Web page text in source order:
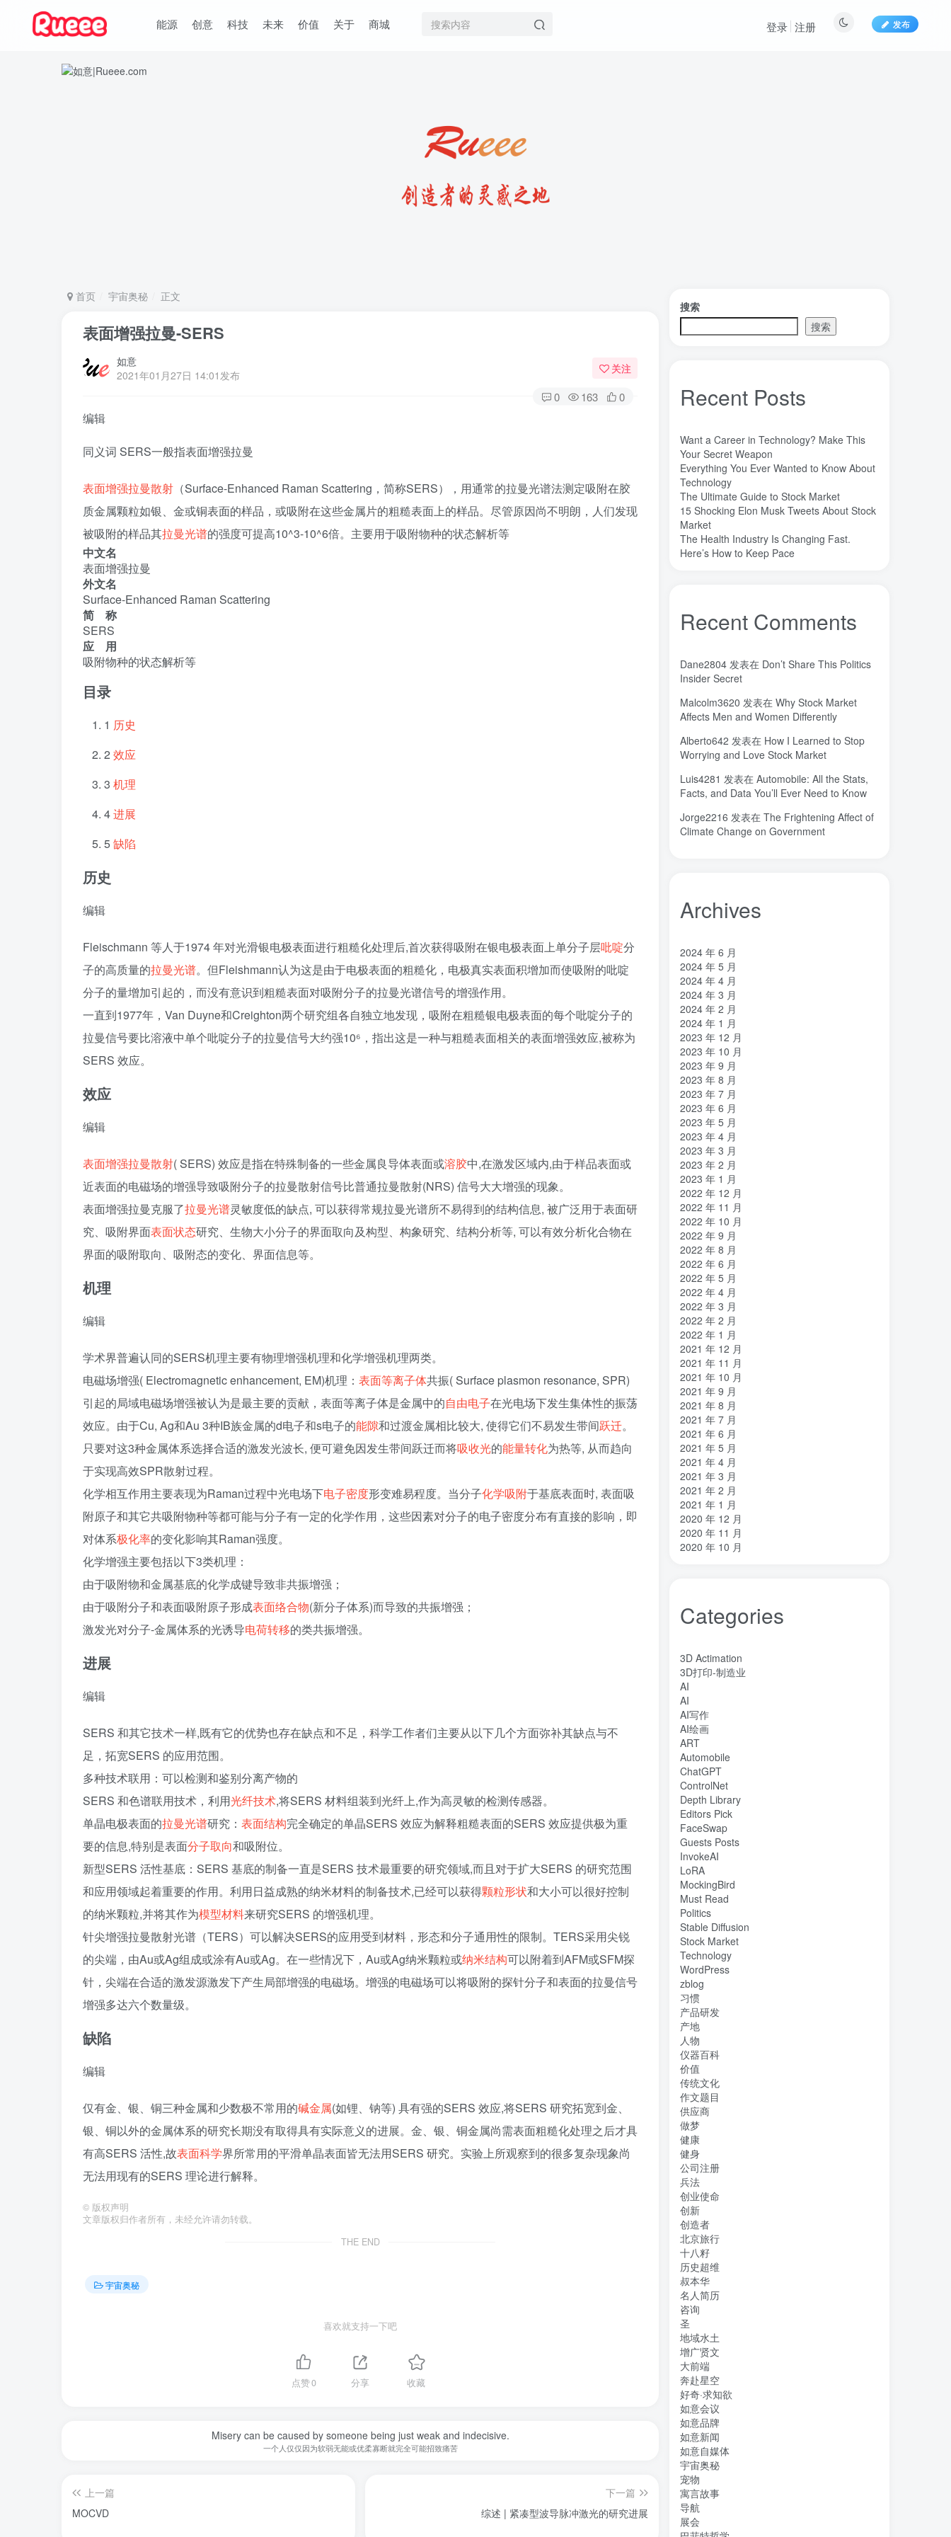
能源 创意 科技 未来 价值 关于 商城 发布
登录 注册
首页 宇宙奥秘 正文
表面增强拉曼-SERS
如意
2021年01月27日 14:01发布
关注
0 163 0
编辑
同义词 SERS一般指表面增强拉曼
表面增强拉曼散射 （Surface-Enhanced Raman Scattering，简称SERS），用通常的拉曼光谱法测定吸附在胶
质金属颗粒如银、金或铜表面的样品，或吸附在这些金属片的粗糙表面上的样品。尽管原因尚不明朗，人们发现
被吸附的样品其拉曼光谱的强度可提高10^3-10^6倍。主要用于吸附物种的状态解析等
中文名
表面增强拉曼
外文名
Surface-Enhanced Raman Scattering
简 称
SERS
应 用
吸附物种的状态解析等
目录
1 历史
2 效应
3 机理
4进展
5缺陷
历史
编辑
Fleischmann 等人于1974 年对光滑银电极表面进行粗糙化处理后,首次获得吸附在银电极表面上单分子层吡啶分
子的高质量的拉曼光谱。但Fleishmann认为这是由于电极表面的粗糙化，电极真实表面积增加而使吸附的吡啶
分子的量增加引起的，而没有意识到粗糙表面对吸附分子的拉曼光谱信号的增强作用。
一直到1977年，Van Duyne和Creighton两个研究组各自独立地发现，吸附在粗糙银电极表面的每个吡啶分子的
拉曼信号要比溶液中单个吡啶分子的拉曼信号大约强10⁶，指出这是一种与粗糙表面相关的表面增强效应,被称为
SERS 效应。
效应
编辑
表面增强拉曼散射( SERS) 效应是指在特殊制备的一些金属良导体表面或溶胶中,在激发区域内,由于样品表面或
近表面的电磁场的增强导致吸附分子的拉曼散射信号比普通拉曼散射(NRS) 信号大大增强的现象。
表面增强拉曼克服了拉曼光谱灵敏度低的缺点, 可以获得常规拉曼光谱所不易得到的结构信息, 被广泛用于表面研
究、吸附界面表面状态研究、生物大小分子的界面取向及构型、构象研究、结构分析等, 可以有效分析化合物在
界面的吸附取向、吸附态的变化、界面信息等。
机理
编辑
学术界普遍认同的SERS机理主要有物理增强机理和化学增强机理两类。
电磁场增强( Electromagnetic enhancement, EM)机理： 表面等离子体共振( Surface plasmon resonance, SPR)
引起的局域电磁场增强被认为是最主要的贡献，表面等离子体是金属中的自由电子在光电场下发生集体性的振荡
效应。由于Cu, Ag和Au 3种IB族金属的d电子和s电子的能隙和过渡金属相比较大, 使得它们不易发生带间跃迁。
只要对这3种金属体系选择合适的激发光波长, 便可避免因发生带间跃迁而将吸收光的能量转化为热等, 从而趋向
于实现高效SPR散射过程。
化学相互作用主要表现为Raman过程中光电场下电子密度形变难易程度。当分子化学吸附于基底表面时, 表面吸
附原子和其它共吸附物种等都可能与分子有一定的化学作用，这些因素对分子的电子密度分布有直接的影响，即
对体系极化率的变化影响其Raman强度。
化学增强主要包括以下3类机理：
由于吸附物和金属基底的化学成键导致非共振增强；
由于吸附分子和表面吸附原子形成表面络合物(新分子体系)而导致的共振增强；
激发光对分子-金属体系的光诱导电荷转移的类共振增强。
进展
编辑
SERS 和其它技术一样,既有它的优势也存在缺点和不足，科学工作者们主要从以下几个方面弥补其缺点与不
足，拓宽SERS 的应用范围。
多种技术联用：可以检测和鉴别分离产物的
SERS 和色谱联用技术，利用光纤技术,将SERS 材料组装到光纤上,作为高灵敏的检测传感器。
单晶电极表面的拉曼光谱研究： 表面结构完全确定的单晶SERS 效应为解释粗糙表面的SERS 效应提供极为重
要的信息,特别是表面分子取向和吸附位。
新型SERS 活性基底：SERS 基底的制备一直是SERS 技术最重要的研究领域,而且对于扩大SERS 的研究范围
和应用领域起着重要的作用。利用日益成熟的纳米材料的制备技术,已经可以获得颗粒形状和大小可以很好控制
的纳米颗粒,并将其作为模型材料来研究SERS 的增强机理。
针尖增强拉曼散射光谱（TERS）可以解决SERS的应用受到材料，形态和分子通用性的限制。TERS采用尖锐
的尖端，由Au或Ag组成或涂有Au或Ag。在一些情况下，Au或Ag纳米颗粒或纳米结构可以附着到AFM或SFM探
针，尖端在合适的激发源激发下产生局部增强的电磁场。增强的电磁场可以将吸附的探针分子和表面的拉曼信号
增强多达六个数量级。
缺陷
编辑
仅有金、银、铜三种金属和少数极不常用的碱金属(如锂、钠等) 具有强的SERS 效应,将SERS 研究拓宽到金、
银、铜以外的金属体系的研究长期没有取得具有实际意义的进展。金、银、铜金属尚需表面粗糙化处理之后才具
有高SERS 活性,故表面科学界所常用的平滑单晶表面皆无法用SERS 研究。实验上所观察到的很多复杂现象尚
无法用现有的SERS 理论进行解释。
© 版权声明
文章版权归作者所有，未经允许请勿转载。
THE END
宇宙奥秘
喜欢就支持一下吧
点赞0 分享 收藏
Misery can be caused by someone being just weak and indecisive.
一个人仅仅因为软弱无能或优柔寡断就完全可能招致痛苦
上一篇
MOCVD
下一篇
综述 | 紧凑型波导脉冲激光的研究进展
机理
进展
缺陷
标签云
销售(0) 量子金属态(0) 追梦少年 (1)
超分辨显微(1) 质谱仪(1) 谦虚(1)
苏醒 花香
网盘(0) 经济类(0) 纪录片(1)
(0)
秘密(1) 碳离子治疗系统 (1) 研究方向(1)
石墨烯储能
真空系统 (1) 目标(1) 焦耳加热 (4)
汽车电子开发和测试 (1) 梦想家(1)
城市 (2) 固态电解质
原位 (35) 南海
创造者(1)
关键帧 (6)
先进材料表征方法
亿万富翁(2)
下载 (1) VAT
stable diffusion
GPT-4 (1)
搜索
搜索
Recent Posts
Want a Career in Technology? Make This
Your Secret Weapon
Everything You Ever Wanted to Know About
Technology
The Ultimate Guide to Stock Market
15 Shocking Elon Musk Tweets About Stock
Market
The Health Industry Is Changing Fast.
Here’s How to Keep Pace
Recent Comments
Dane2804 发表在 Don’t Share This Politics
Insider Secret
Malcolm3620 发表在 Why Stock Market
Affects Men and Women Differently
Alberto642 发表在 How I Learned to Stop
Worrying and Love Stock Market
Luis4281 发表在 Automobile: All the Stats,
Facts, and Data You’ll Ever Need to Know
Jorge2216 发表在 The Frightening Affect of
Climate Change on Government
Archives
2024 年 6 月
2024 年 5 月
2024 年 4 月
2024 年 3 月
2024 年 2 月
2024 年 1 月
2023 年 12 月
2023 年 10 月
2023 年 9 月
2023 年 8 月
2023 年 7 月
2023 年 6 月
2023 年 5 月
2023 年 4 月
2023 年 3 月
2023 年 2 月
2023 年 1 月
2022 年 12 月
2022 年 11 月
2022 年 10 月
2022 年 9 月
2022 年 8 月
2022 年 6 月
2022 年 5 月
2022 年 4 月
2022 年 3 月
2022 年 2 月
2022 年 1 月
2021 年 12 月
2021 年 11 月
2021 年 10 月
2021 年 9 月
2021 年 8 月
2021 年 7 月
2021 年 6 月
2021 年 5 月
2021 年 4 月
2021 年 3 月
2021 年 2 月
2021 年 1 月
2020 年 12 月
2020 年 11 月
2020 年 10 月
Categories
3D Actimation
3D打印-制造业
AI
AI
AI写作
AI绘画
ART
Automobile
ChatGPT
ControlNet
Depth Library
Editors Pick
FaceSwap
Guests Posts
InvokeAI
LoRA
MockingBird
Must Read
Politics
Stable Diffusion
Stock Market
Technology
WordPress
zblog
习惯
产品研发
产地
人物
仪器百科
价值
传统文化
作文题目
供应商
做梦
健康
健身
公司注册
兵法
创业使命
创新
创造者
北京旅行
十八籽
历史超维
叔本华
名人简历
咨询
圣
地域水土
增广贤文
大前端
奔赴星空
好奇·求知欲
如意会议
如意品牌
如意新闻
如意自媒体
宇宙奥秘
宠物
寓言故事
导航
展会